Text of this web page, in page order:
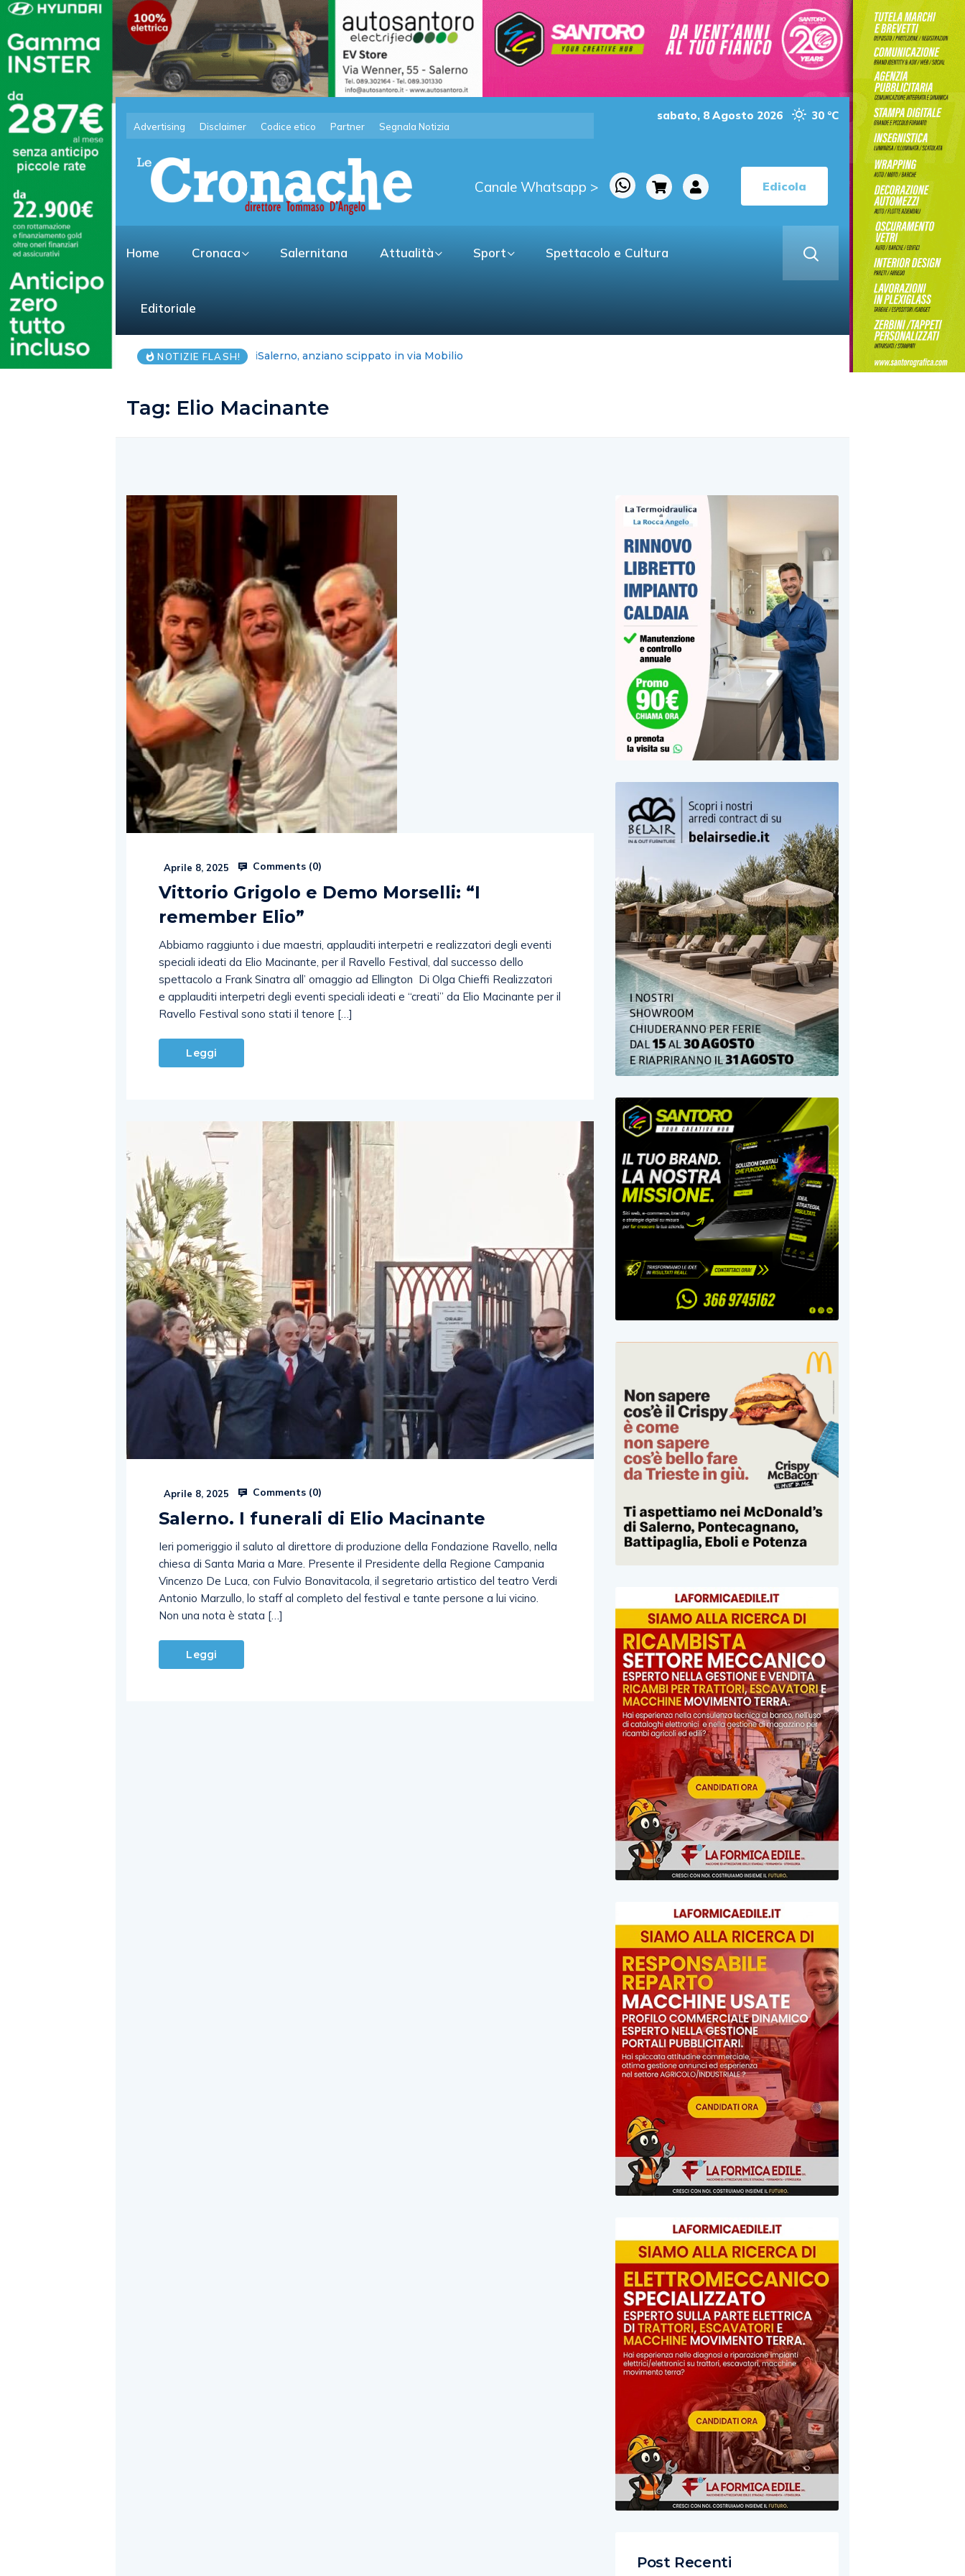
Advertising Disclaimer Codice etico Partner Segnala Notizia
sabato, 8 Agosto 2026 30 °C
Canale Whatsapp > Edicola
Home Cronaca Salernitana Attualità Sport Spettacolo e Cultura
Editoriale
NOTIZIE FLASH! Salerno, anziano scippato in via Mobilio
Tag: Elio Macinante
Aprile 8, 2025 Comments (0)
Vittorio Grigolo e Demo Morselli: “I
remember Elio”
Abbiamo raggiunto i due maestri, applauditi interpetri e realizzatori degli eventi
speciali ideati da Elio Macinante, per il Ravello Festival, dal successo dello
spettacolo a Frank Sinatra all’ omaggio ad Ellington Di Olga Chieffi Realizzatori
e applauditi interpetri degli eventi speciali ideati e “creati” da Elio Macinante per il
Ravello Festival sono stati il tenore […]
Leggi
Aprile 8, 2025 Comments (0)
Salerno. I funerali di Elio Macinante
Ieri pomeriggio il saluto al direttore di produzione della Fondazione Ravello, nella
chiesa di Santa Maria a Mare. Presente il Presidente della Regione Campania
Vincenzo De Luca, con Fulvio Bonavitacola, il segretario artistico del teatro Verdi
Antonio Marzullo, lo staff al completo del festival e tante persone a lui vicino.
Non una nota è stata […]
Leggi
Post Recenti